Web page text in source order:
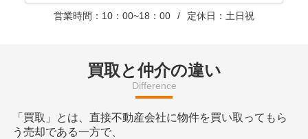
営業時間：10：00~18：00 定休日：土日祝
買取と仲介の違い
Difference
「買取」とは、直接不動産会社に物件を買い取ってもら
う売却である一方で、